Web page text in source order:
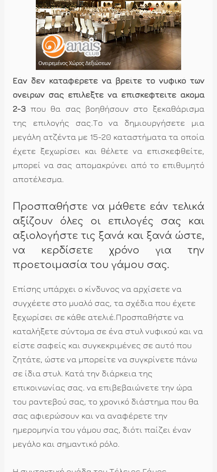
Εάν δεν καταφέρετε να βρείτε το νυφικό των
ονείρων σας επιλέξτε να επισκεφτείτε ακόμα
2-3 που θα σας βοηθήσουν στο ξεκαθάρισμα
της επιλογής σας.Το να δημιουργήσετε μια
μεγάλη ατζέντα με 15-20 καταστήματα τα οποία
έχετε ξεχωρίσει και θέλετε να επισκεφθείτε,
μπορεί να σας απομακρύνει από το επιθυμητό
αποτέλεσμα.
Προσπαθήστε να μάθετε εάν τελικά
αξίζουν όλες οι επιλογές σας και
αξιολογήστε τις ξανά και ξανά ώστε,
να κερδίσετε χρόνο για την
προετοιμασία του γάμου σας.
Επίσης υπάρχει ο κίνδυνος να αρχίσετε να
συγχέετε στο μυαλό σας, τα σχέδια που έχετε
ξεχωρίσει σε κάθε ατελιέ.Προσπαθήστε να
καταλήξετε σύντομα σε ένα στυλ νυφικού και να
είστε σαφείς και συγκεκριμένες σε αυτό που
ζητάτε, ώστε να μπορείτε να συγκρίνετε πάνω
σε ίδια στυλ. Κατά την διάρκεια της
επικοινωνίας σας. να επιβεβαιώνετε την ώρα
του ραντεβού σας, το χρονικό διάστημα που θα
σας αφιερώσουν και να αναφέρετε την
ημερομηνία του γάμου σας, διότι παίζει έναν
μεγάλο και σημαντικό ρόλο.